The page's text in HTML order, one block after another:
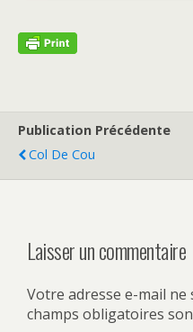
Publication Précédente
Col De Cou
Laisser un commentaire
Votre adresse e-mail ne
champs obligatoires